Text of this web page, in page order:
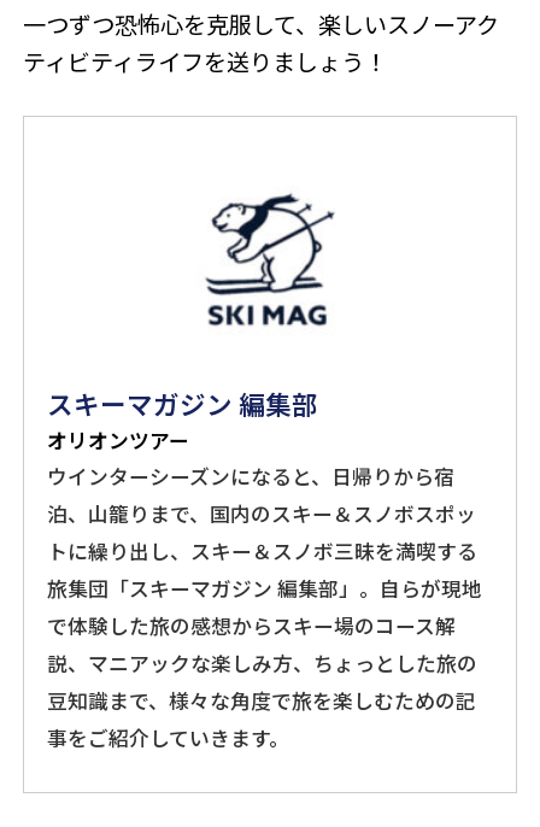
一つずつ恐怖心を克服して、楽しいスノーアク
ティビティライフを送りましょう！
スキーマガジン 編集部
オリオンツアー
ウインターシーズンになると、日帰りから宿
泊、山籠りまで、国内のスキー＆スノボスポッ
トに繰り出し、スキー＆スノボ三昧を満喫する
旅集団「スキーマガジン 編集部」。自らが現地
で体験した旅の感想からスキー場のコース解
説、マニアックな楽しみ方、ちょっとした旅の
豆知識まで、様々な角度で旅を楽しむための記
事をご紹介していきます。